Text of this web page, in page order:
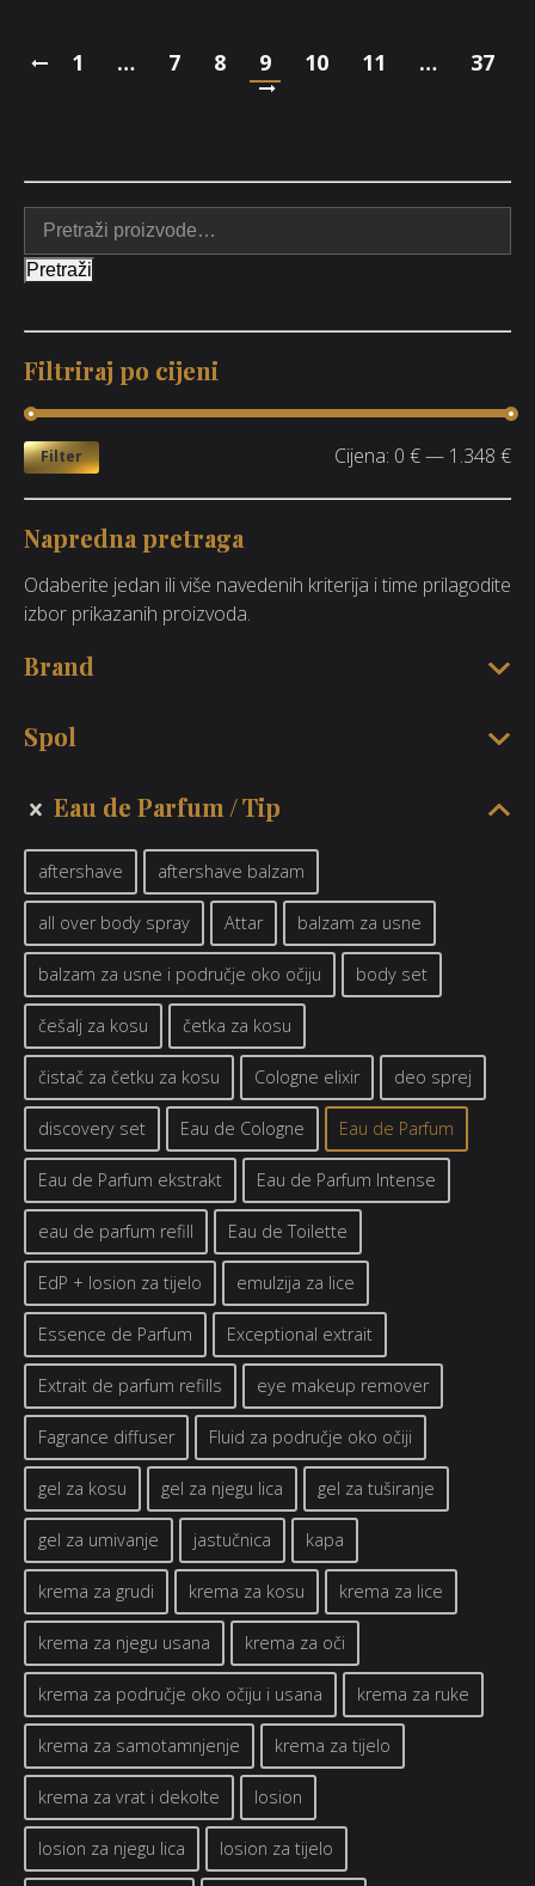
1 … 7 8 9 10 11 … 37
Pretraži
Filtriraj po cijeni
Filter Cijena: 0 €— 1.348 €
Napredna pretraga
Odaberite jedan ili više navedenih kriterija i time prilagodite
izbor prikazanih proizvoda.
Brand
Spol
Eau de Parfum Tip
aftershave aftershave balzam
all over body spray Attar balzam za usne
balzam za usne i područje oko očiju body set
češalj za kosu četka za kosu
čistač za četku za kosu Cologne elixir deo sprej
discovery set Eau de Cologne Eau de Parfum
Eau de Parfum ekstrakt Eau de Parfum Intense
eau de parfum refill Eau de Toilette
EdP + losion za tijelo emulzija za lice
Essence de Parfum Exceptional extrait
Extrait de parfum refills eye makeup remover
Fagrance diffuser Fluid za područje oko očiji
gel za kosu gel za njegu lica gel za tuširanje
gel za umivanje jastučnica kapa
krema za grudi krema za kosu krema za lice
krema za njegu usana krema za oči
krema za područje oko očiju i usana krema za ruke
krema za samotamnjenje krema za tijelo
krema za vrat i dekolte losion
losion za njegu lica losion za tijelo